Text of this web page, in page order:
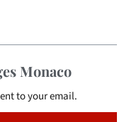
Monaco
to your email.